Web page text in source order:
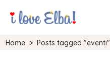
Home >Posts tagged "eventi"